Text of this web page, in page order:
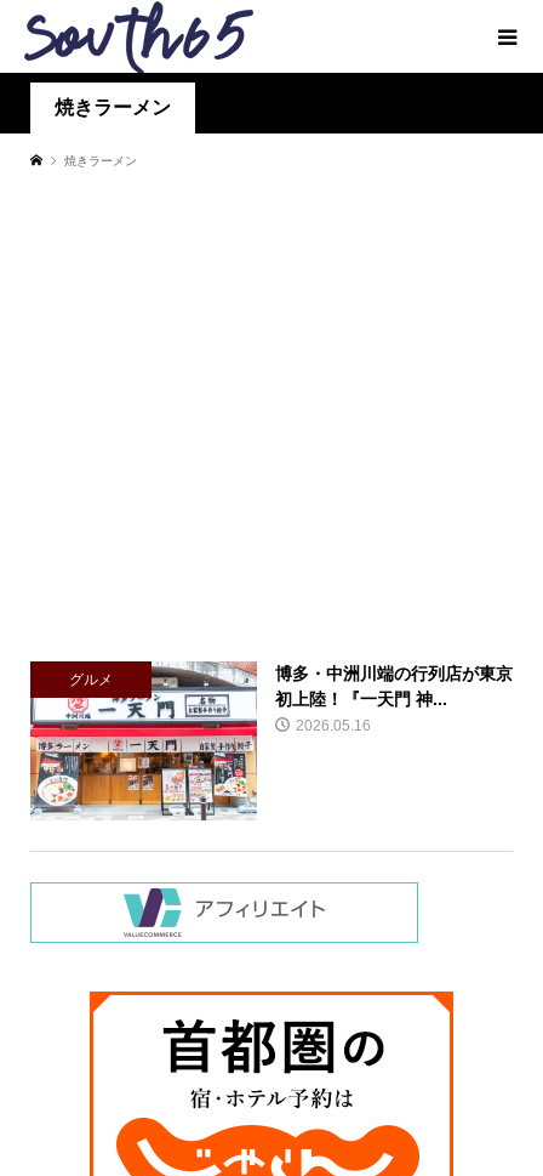
焼きラーメン
焼きラーメン
グルメ
博多・中洲川端の行列店が東京
初上陸！『一天門 神...
2026.05.16